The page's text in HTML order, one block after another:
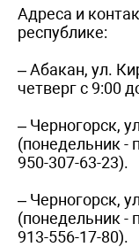
Адреса и
республике:
– Абакан, ул.
четверг с 9:00
– Черногорск,
(понедельник -
950-307-63-23).
– Черногорск,
(понедельник -
913-556-17-80).